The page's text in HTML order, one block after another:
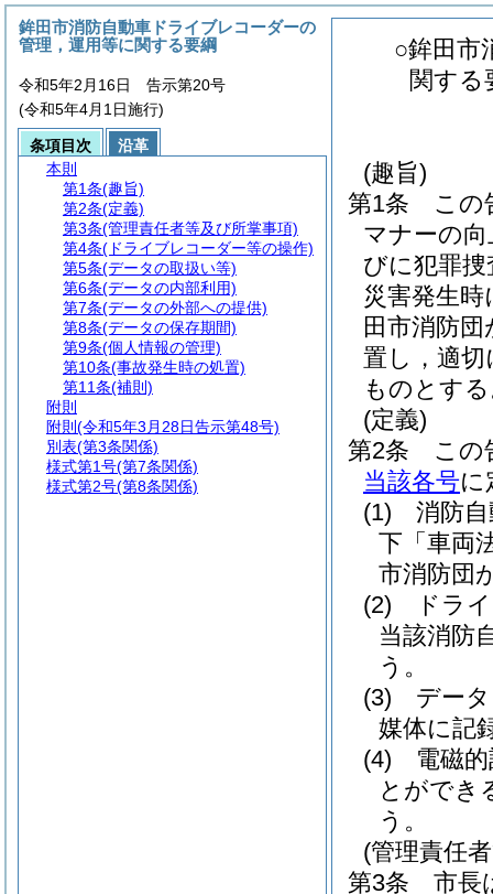
○鉾田市
関する
(趣旨)
第1条
この
マナーの
びに犯罪
災害発生
田市消防
置し，適
ものとす
(定義)
第2条
この
当該各号に
(1)
消防
下「車両
市消防団
(2)
ドラ
当該消防
う。
(3)
デー
媒体に記
(4)
電磁
とができ
う。
(管理責任
第3条
市長
鉾田市消防自動車ドライブレコーダーの
管理，運用等に関する要綱
令和5年2月16日 告示第20号
(令和5年4月1日施行)
条項目次
沿革
本則
第1条(趣旨)
第2条(定義)
第3条(管理責任者等及び所掌事項)
第4条(ドライブレコーダー等の操作)
第5条(データの取扱い等)
第6条(データの内部利用)
第7条(データの外部への提供)
第8条(データの保存期間)
第9条(個人情報の管理)
第10条(事故発生時の処置)
第11条(補則)
附則
附則 (令和5年3月28日告示第48号)
別表(第3条関係)
様式第1号(第7条関係)
様式第2号(第8条関係)